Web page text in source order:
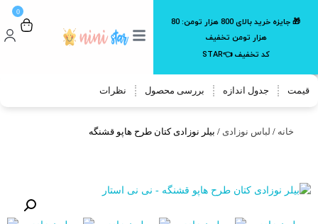
🎁 جایزه خرید بالای 800 هزار تومن:
80
هزار تومن تخفیف
کد تخفیف 👈STAR
0
قیمت جدول اندازه بررسی محصول نظرات
خانه / لباس نوزادی / بیلر نوزادی کتان طرح هاپو قشنگه